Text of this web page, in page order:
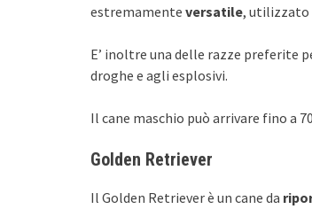
estremamente versatile, utilizzato
E’ inoltre una delle razze preferite
droghe e agli esplosivi.
Il cane maschio può arrivare fino a
Golden Retriever
Il Golden Retriever è un cane da